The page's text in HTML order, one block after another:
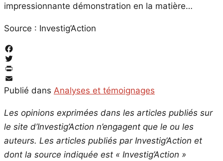
impressionnante démonstration en la matière…
Source : Investig’Action
Facebook
Twitter
PrintFriendly
Email
Publié dans Analyses et témoignages
Les opinions exprimées dans les articles publiés sur
le site d’Investig’Action n’engagent que le ou les
auteurs. Les articles publiés par Investig’Action et
dont la source indiquée est « Investig’Action »